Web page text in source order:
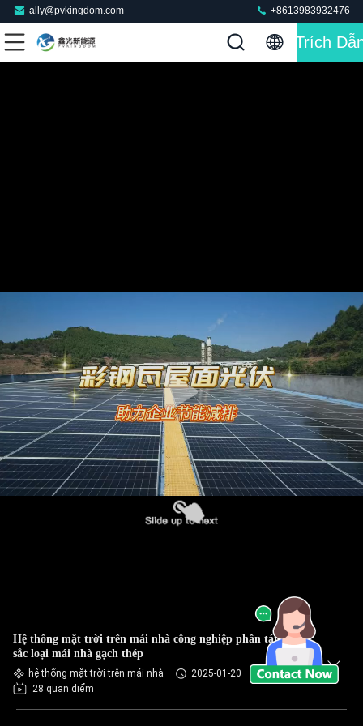
ally@pvkingdom.com +8613983932476
Trích
Hệ thống mặt trời trên mái nhà công nghiệp phân tán Màu
sắc loại mái nhà gạch thép
hệ thống mặt trời trên mái nhà
2025-01-20
28 quan điểm